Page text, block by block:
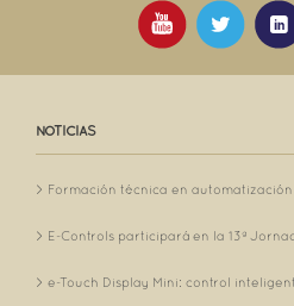
NOTICIAS
Formación técnica en
E-Controls participará en la 13ª
e-Touch Display Mini: control